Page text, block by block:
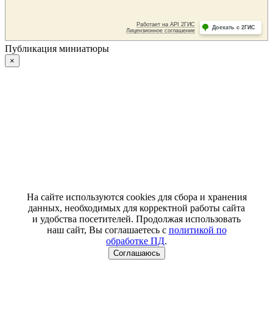
Публикация миниатюры
×
На сайте используются cookies для сбора и хранения
данных, необходимых для корректной работы сайта
и удобства посетителей. Продолжая использовать
наш сайт, Вы соглашаетесь с политикой по
обработке ПД.
Соглашаюсь